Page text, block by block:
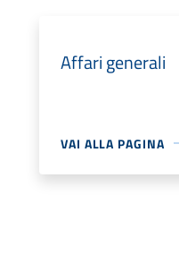
Affari generali
VAI ALLA PAGINA